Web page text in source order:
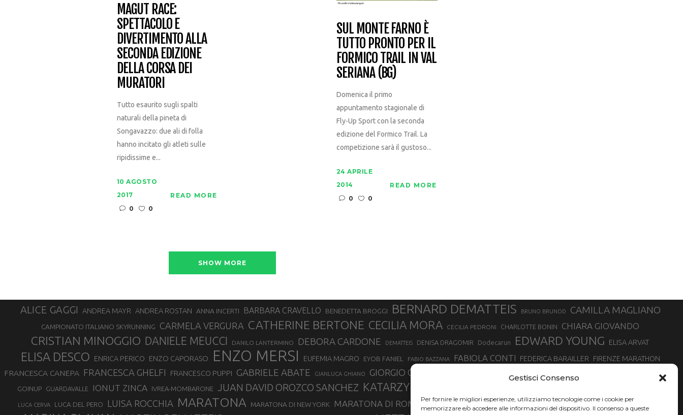
Gestisci Consenso
Per fornire le migliori esperienze, utilizziamo tecnologie come i cookie per
memorizzare e/o accedere alle informazioni del dispositivo. Il consenso a queste
MAGUT RACE:
SPETTACOLO E
DIVERTIMENTO ALLA
SECONDA EDIZIONE
DELLA CORSA DEI
MURATORI
Tutto esaurito sugli spalti
naturali della pineta di
Songavazzo: due ali di folla
hanno incitato gli atleti sulle
ripidissime e...
10 AGOSTO
2017
0
0
READ MORE
SUL MONTE FARNO È
TUTTO PRONTO PER IL
FORMICO TRAIL IN VAL
SERIANA (BG)
Domenica il primo
appuntamento stagionale di
Fly-Up Sport con la seconda
edizione del Formico Trail. La
competizione sarà il gustoso...
24 APRILE
2014
0
0
READ MORE
SHOW MORE
ALICE GAGGI ANDREA MAYR ANDREA ROSTAN ANNA INCERTI BARBARA CRAVELLO BENEDETTA BROGGI BERNARD DEMATTEIS BRUNO BRUNOD CAMILLA MAGLIANO
CAMPIONATO ITALIANO SKYRUNNING CARMELA VERGURA CATHERINE BERTONE CECILIA MORA CECILIA PEDRONI CHARLOTTE BONIN CHIARA GIOVANDO
CRISTIAN MINOGGIO DANIELE MEUCCI DANILO LANTERMINO DEBORA CARDONE DEMATTEIS DENISA DRAGOMIR Dodecarun EDWARD YOUNG ELISA ARVAT
ELISA DESCO ENRICA PERICO ENZO CAPORASO ENZO MERSI EUFEMIA MAGRO EYOB FANIEL FABIO BAZZANA FABIOLA CONTI FEDERICA BARAILLER FIRENZE MARATHON
FRANCESCA CANEPA FRANCESCA GHELFI FRANCESCO PUPPI GABRIELE ABATE GIANLUCA GHIANO GIORGIO CALCATERRA GIOVANNA EPIS GIULIANO CAVALLO
GOINUP GUARDAVALLE IONUT ZINCA IVREA-MOMBARONE JUAN DAVID OROZCO SANCHEZ KATARZYNA KUZMINSKA
LUCA CERVA LUCA DEL PERO LUISA ROCCHIA MARATONA MARATONA DI NEW YORK MARATONA DI ROMA MARATONA DI TORINO MARATONINA MARCELLA BELLETTI MARCO OLMO